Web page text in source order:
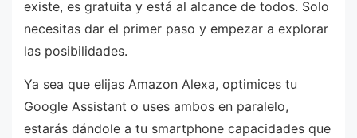
existe, es gratuita y está al alcance de todos. Solo
necesitas dar el primer paso y empezar a explorar
las posibilidades.
Ya sea que elijas Amazon Alexa, optimices tu
Google Assistant o uses ambos en paralelo,
estarás dándole a tu smartphone capacidades que